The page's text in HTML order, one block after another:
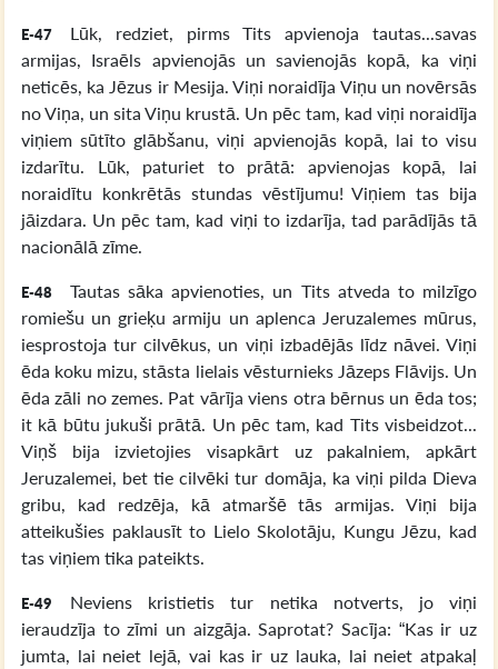
E-47
Lūk, redziet, pirms Tits apvienoja tautas...savas
armijas, Israēls apvienojās un savienojās kopā, ka viņi
neticēs, ka Jēzus ir Mesija. Viņi noraidīja Viņu un novērsās
no Viņa, un sita Viņu krustā. Un pēc tam, kad viņi noraidīja
viņiem sūtīto glābšanu, viņi apvienojās kopā, lai to visu
izdarītu. Lūk, paturiet to prātā: apvienojas kopā, lai
noraidītu konkrētās stundas vēstījumu! Viņiem tas bija
jāizdara. Un pēc tam, kad viņi to izdarīja, tad parādījās tā
nacionālā zīme.
E-48
Tautas sāka apvienoties, un Tits atveda to milzīgo
romiešu un grieķu armiju un aplenca Jeruzalemes mūrus,
iesprostoja tur cilvēkus, un viņi izbadējās līdz nāvei. Viņi
ēda koku mizu, stāsta lielais vēsturnieks Jāzeps Flāvijs. Un
ēda zāli no zemes. Pat vārīja viens otra bērnus un ēda tos;
it kā būtu jukuši prātā. Un pēc tam, kad Tits visbeidzot...
Viņš bija izvietojies visapkārt uz pakalniem, apkārt
Jeruzalemei, bet tie cilvēki tur domāja, ka viņi pilda Dieva
gribu, kad redzēja, kā atmaršē tās armijas. Viņi bija
atteikušies paklausīt to Lielo Skolotāju, Kungu Jēzu, kad
tas viņiem tika pateikts.
E-49
Neviens kristietis tur netika notverts, jo viņi
ieraudzīja to zīmi un aizgāja. Saprotat? Sacīja: “Kas ir uz
jumta, lai neiet lejā, vai kas ir uz lauka, lai neiet atpakaļ